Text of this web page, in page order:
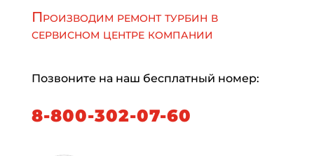
Производим ремонт турбин в
сервисном центре компании
Позвоните на наш бесплатный номер:
8-800-302-07-60